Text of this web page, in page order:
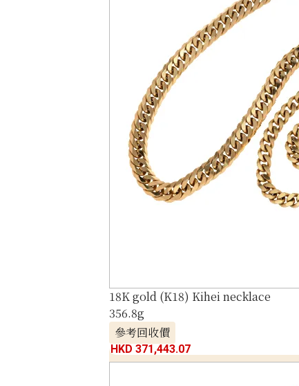
18K gold (K18) Kihei necklace
356.8g
參考回收價
HKD 371,443.07